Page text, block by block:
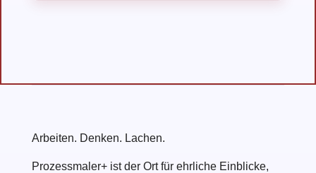
Arbeiten. Denken. Lachen.
Prozessmaler+ ist der Ort für ehrliche Einblicke,